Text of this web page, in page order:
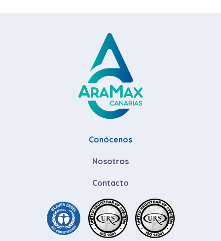
Conócenos
Nosotros
Contacto